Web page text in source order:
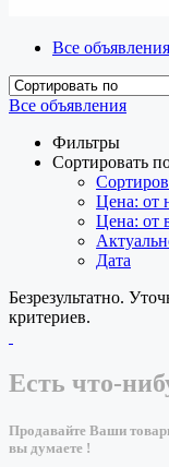
Все объявления
Все объявления
Фильтры
Сортировать
Цена: от
Цена: от
Дата
Безрезультатно.
критериев.
Есть что-
Продавайте Ваши
вы думаете !